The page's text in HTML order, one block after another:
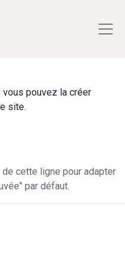
pouvez la créer
site.
cette ligne pour adapter
par défaut.